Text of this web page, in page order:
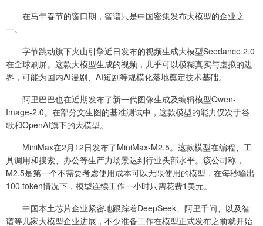
在马年春节的窗口期，智谱只是中国密集发布大模型的企业之
一。
字节跳动旗下火山引擎近日发布的视频生成大模型Seedance 2.0
在全球刷屏。这款大模型生成的视频，几乎可以模糊真实与虚拟的边
界，可能为国内AI漫剧、AI短剧等规模化落地奠定技术基础。
阿里巴巴也在近期发布了新一代图像生成及编辑模型Qwen-
Image-2.0。在部分文生图的基准测试中，这款模型的能力仅次于谷
歌和OpenAI旗下的大模型。
MiniMax在2月12日发布了MiniMax-M2.5。这款模型在编程、工
具调用和搜索、办公等生产力场景达到行业头部水平。该公司称，
M2.5是第一个不需要考虑使用成本可以无限使用的模型，在每秒输出
100 token情况下，模型连续工作一小时只需花费1美元。
中国本土芯片企业紧密地跟踪着DeepSeek、阿里千问、以及智
谱等几家大模型企业进展，不少准备工作在模型正式发布之前就开始